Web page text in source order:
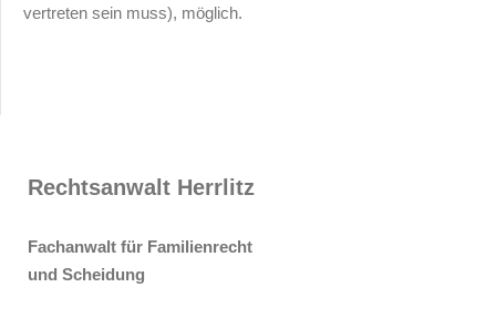
vertreten sein muss), möglich.
Rechtsanwalt Herrlitz
Fachanwalt für Familienrecht
und Scheidung